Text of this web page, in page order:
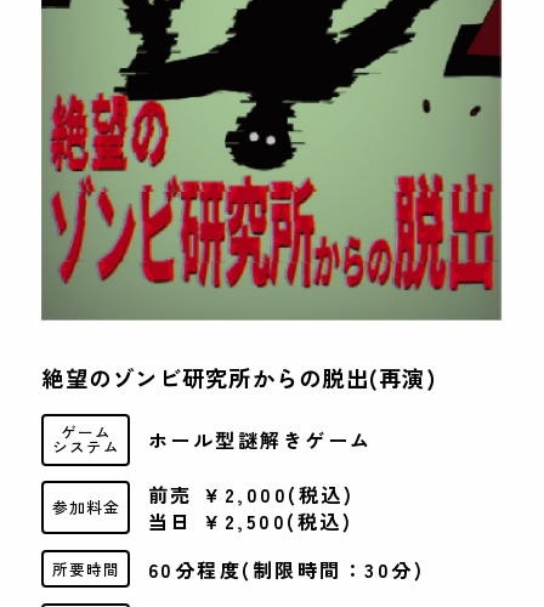
絶望のゾンビ研究所からの脱出(再演)
ゲーム
システム ホール型謎解きゲーム
参加料金
前売 ￥2,000(税込)
当日 ￥2,500(税込)
所要時間 60分程度(制限時間：30分)